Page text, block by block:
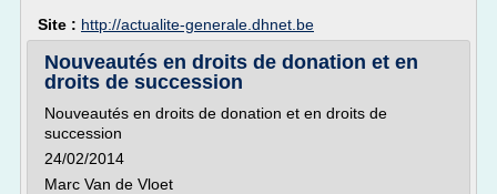
Site : http://actualite-generale.dhnet.be
Nouveautés en droits de donation et en
droits de succession
Nouveautés en droits de donation et en droits de
succession
24/02/2014
Marc Van de Vloet